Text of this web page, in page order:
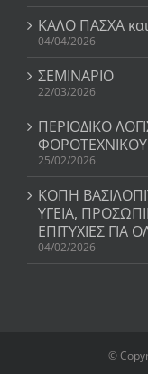
ΚΑΛΟ ΠΑΣΧΑ
04/04/2026
ΣΕΜΙΝΑΡΙΟ
22/03/2026
ΠΕΡΙΟΔΙΚΟ
25/02/2026
ΚΟΠΗ
ΥΓΕΙΑ,
ΕΠΙΤΥΧΙΕΣ ΓΙΑ
04/02/2026
©